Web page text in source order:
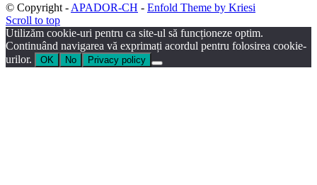
© Copyright - APADOR-CH - Enfold Theme by Kriesi
Scroll to top
Utilizăm cookie-uri pentru ca site-ul să funcționeze optim.
Continuând navigarea vă exprimați acordul pentru folosirea cookie-
urilor.
OK No Privacy policy